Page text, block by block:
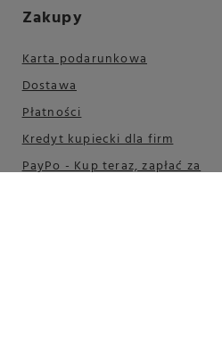
Zakupy
Karta podarunkowa
Dostawa
Płatności
Kredyt kupiecki dla firm
PayPo - Kup teraz, zapłać za